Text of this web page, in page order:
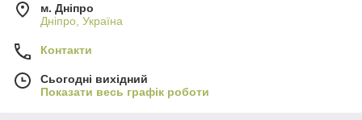
м. Дніпро
Дніпро, Україна
Контакти
Сьогодні вихідний
Показати весь графік роботи